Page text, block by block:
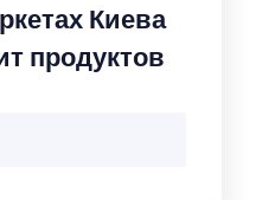
Киева
продуктов